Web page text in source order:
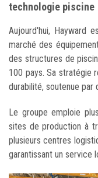
technologie piscine
Aujourd'hui, Hayward
marché des
des structures de
100 pays. Sa stratégie
durabilité, soutenue par
Le groupe emploie
sites de production à
plusieurs centres
garantissant un service